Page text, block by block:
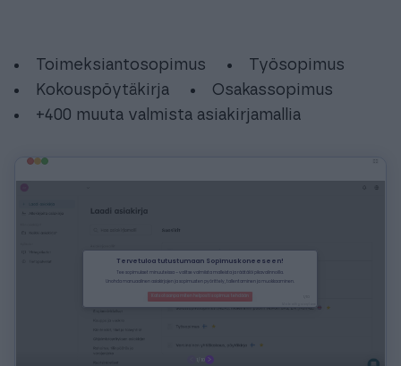
Toimeksiantosopimus
Työsopimus
Kokouspöytäkirja
Osakassopimus
+400 muuta valmista asiakirjamallia